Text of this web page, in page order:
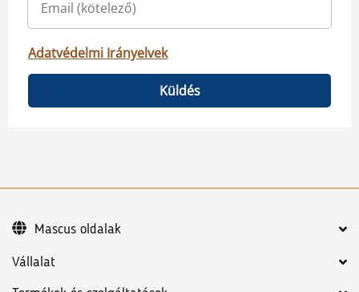
Adatvédelmi Irányelvek
Küldés
Vállalat
Mascus oldalak